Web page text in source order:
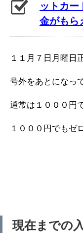
ットカー
金がもら
１１月７日月曜日
号外をあとになっ
通常は１０００円
１０００円でもゼ
現在までの